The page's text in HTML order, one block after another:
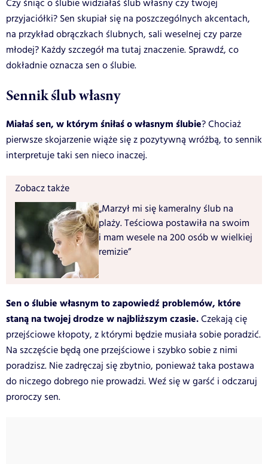
Czy śniąc o ślubie widziałaś ślub własny czy twojej
przyjaciółki? Sen skupiał się na poszczególnych akcentach,
na przykład obrączkach ślubnych, sali weselnej czy parze
młodej? Każdy szczegół ma tutaj znaczenie. Sprawdź, co
dokładnie oznacza sen o ślubie.
Sennik ślub własny
Miałaś sen, w którym śniłaś o własnym ślubie? Chociaż
pierwsze skojarzenie wiąże się z pozytywną wróżbą, to sennik
interpretuje taki sen nieco inaczej.
Zobacz także
„Marzył mi się kameralny ślub na
plaży. Teściowa postawiła na swoim
i mam wesele na 200 osób w wielkiej
remizie”
Sen o ślubie własnym to zapowiedź problemów, które
staną na twojej drodze w najbliższym czasie.Czekają cię
przejściowe kłopoty, z którymi będzie musiała sobie poradzić.
Na szczęście będą one przejściowe i szybko sobie z nimi
poradzisz. Nie zadręczaj się zbytnio, ponieważ taka postawa
do niczego dobrego nie prowadzi. Weź się w garść i odczaruj
proroczy sen.